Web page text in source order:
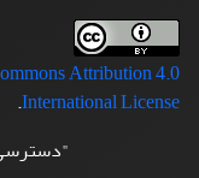
Attribution 4.0
International License
.